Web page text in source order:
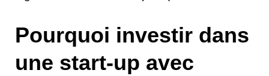
Pourquoi investir dans
une start-up avec